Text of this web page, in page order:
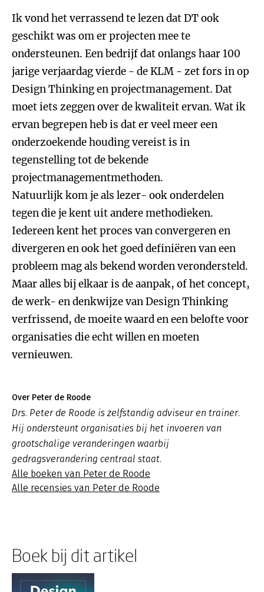
Ik vond het verrassend te lezen dat DT ook
geschikt was om er projecten mee te
ondersteunen. Een bedrijf dat onlangs haar 100
jarige verjaardag vierde - de KLM - zet fors in op
Design Thinking en projectmanagement. Dat
moet iets zeggen over de kwaliteit ervan. Wat ik
ervan begrepen heb is dat er veel meer een
onderzoekende houding vereist is in
tegenstelling tot de bekende
projectmanagementmethoden.
Natuurlijk kom je als lezer- ook onderdelen
tegen die je kent uit andere methodieken.
Iedereen kent het proces van convergeren en
divergeren en ook het goed definiëren van een
probleem mag als bekend worden verondersteld.
Maar alles bij elkaar is de aanpak, of het concept,
de werk- en denkwijze van Design Thinking
verfrissend, de moeite waard en een belofte voor
organisaties die echt willen en moeten
vernieuwen.
Over Peter de Roode
Drs. Peter de Roode is zelfstandig adviseur en trainer.
Hij ondersteunt organisaties bij het invoeren van
grootschalige veranderingen waarbij
gedragsverandering centraal staat.
Alle boeken van Peter de Roode
Alle recensies van Peter de Roode
Boek bij dit artikel